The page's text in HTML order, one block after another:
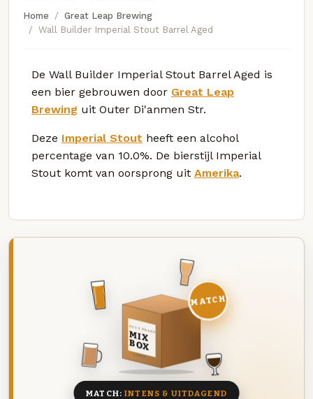
Home
Great Leap Brewing
Wall Builder Imperial Stout Barrel Aged
De Wall Builder Imperial Stout Barrel Aged is
een bier gebrouwen door Great Leap
Brewing uit Outer Di'anmen Str.
Deze Imperial Stout heeft een alcohol
percentage van 10.0%. De bierstijl Imperial
Stout komt van oorsprong uit Amerika.
DEZE MAAND
MIX
BOX
8 BIEREN
MATCH
MATCH:INTENS & UITDAGEND